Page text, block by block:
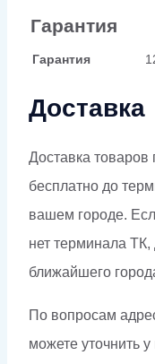
Гарантия
Гарантия
Доставка
Доставка товаров
бесплатно до
вашем городе.
нет терминала ТК,
ближайшего
По вопросам
можете уточнить